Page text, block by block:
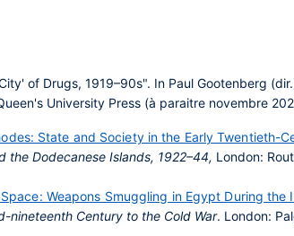
of Drugs, 1919–90s". In Paul Gootenberg
University Press (à paraitre novembre
State and Society in the Early Twentieth-
the Dodecanese Islands, 1922–44, London:
Weapons Smuggling in Egypt During the
nineteenth Century to the Cold War. London: